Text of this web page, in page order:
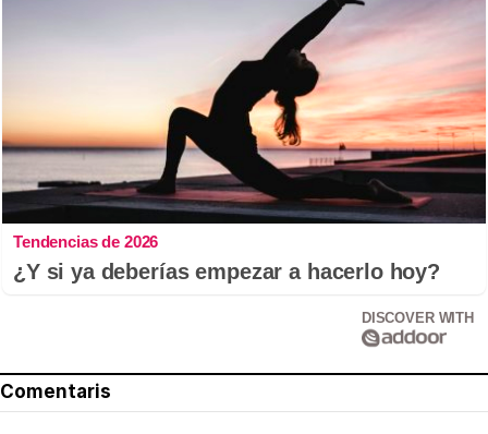
Tendencias de 2026
¿Y si ya deberías empezar a hacerlo hoy?
DISCOVER WITH
Comentaris